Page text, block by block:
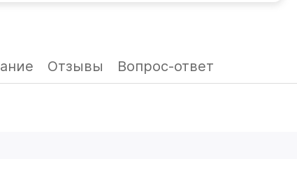
Отзывы Вопрос-ответ